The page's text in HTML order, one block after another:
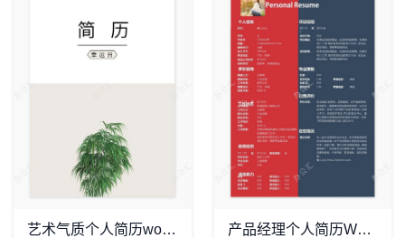
艺术气质个人简历word模板共四页(11) 产品经理个人简历Word模板